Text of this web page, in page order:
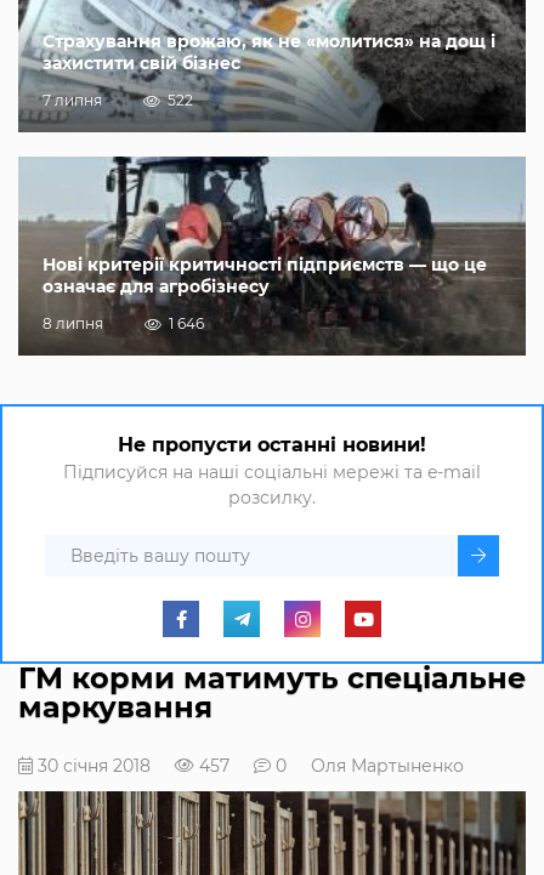
Страхування врожаю, як не «молитися» на дощ і
захистити свій бізнес
7 липня 522
Нові критерії критичності підприємств — що це
означає для агробізнесу
8 липня 1 646
Не пропусти останні новини!
Підписуйся на наші соціальні мережі та e-mail
розсилку.
ГМ корми матимуть спеціальне
маркування
30 січня 2018 457 0 Оля Мартыненко